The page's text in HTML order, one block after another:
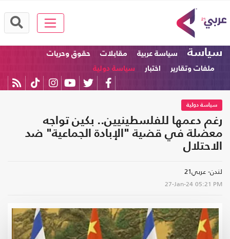
سياسة سياسة عربية مقابلات
حقوق وحريات
ملفات وتقارير
اختبار سياسة دولية
سياسة دولية
رغم دعمها للفلسطينيين.. بكين تواجه
معضلة في قضية "الإبادة الجماعية" ضد
الاحتلال
لندن- عربي21
27-Jan-24 05:21 PM